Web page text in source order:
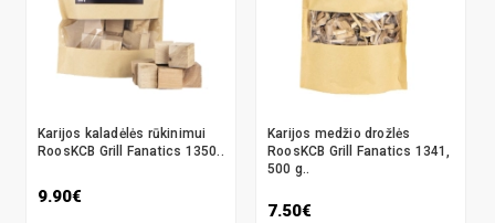
Karijos kaladėlės rūkinimui
RoosKCB Grill Fanatics 1350..
9.90€
Karijos medžio drožlės
RoosKCB Grill Fanatics 1341,
500 g..
7.50€